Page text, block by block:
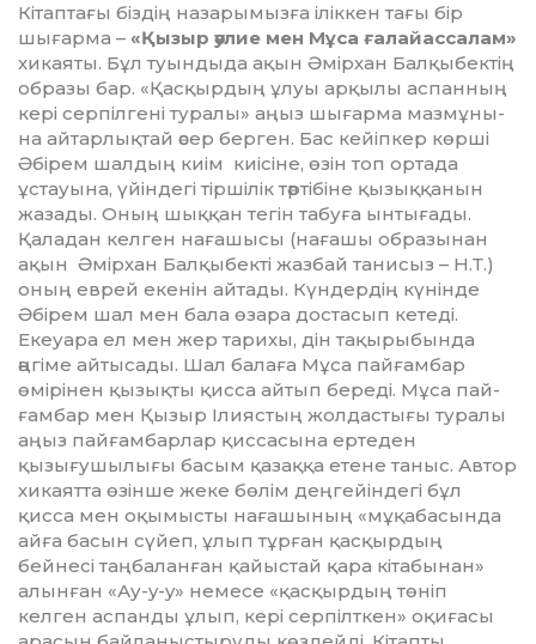
Кітаптағы біздің назарымызға іліккен та­ғы бір
шығарма – «Қызыр әулие мен Мұ­са ғалайассалам»
хикаяты. Бұл туындыда ақын Әмірхан Балқыбектің
образы бар. «Қасқырдың ұлуы арқылы аспанның
кері серпілгені туралы» аңыз шығарма мазм­ұны­
на айтарлықтай әсер берген. Бас кейіп­кер көрші
Әбірем шалдың киім киісіне, өзін топ ортада
ұстауына, үйіндегі тіршілік тәртібіне қызыққанын
жазады. Оның шыққан тегін табуға ынтығады.
Қаладан келген нағашысы (нағашы образынан
ақын Әмірхан Балқыбекті жазбай танисыз – Н.Т.)
оның еврей екенін ай­тады. Күндердің күнінде
Әбірем шал мен бала өзара достасып кетеді.
Екеуара ел мен жер тарихы, дін тақырыбында
әңгіме айтысады. Шал балаға Мұса пайғамбар
өмірінен қызықты қисса айтып береді. Мұса пай­
ғам­бар мен Қызыр Ілиястың жолдастығы ту­ралы
аңыз пайғамбарлар қиссасына ертеден
қызығушылығы басым қазаққа етене таныс. Автор
хикаятта өзінше жеке бөлім деңгейіндегі бұл
қисса мен оқымыс­ты нағашының «мұқабасында
айға басын сүйеп, ұлып тұрған қасқырдың
бейнесі таңбаланған қайыстай қара кітабынан»
алынған «Ау-y-y» немесе «қасқырдың төніп
келген аспанды ұлып, кері серпілткен» оқиғасы